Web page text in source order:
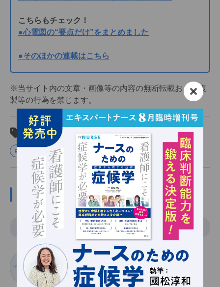
こちらもチェック！
●心電図の“要点だけ”をまとめました
●そのほかの連載はこちら
※当サイト内の文章・画像等の内容の無断転載および複
製等の行為を禁じます。
関連タグ
#心電図
この記事の関係者
執筆
いちだ さとし
市田聡
一般社団法人 心臓病検診推進センター センター長